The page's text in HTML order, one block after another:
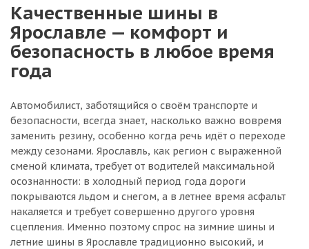
Качественные шины в
Ярославле — комфорт и
безопасность в любое время
года
Автомобилист, заботящийся о своём транспорте и
безопасности, всегда знает, насколько важно вовремя
заменить резину, особенно когда речь идёт о переходе
между сезонами. Ярославль, как регион с выраженной
сменой климата, требует от водителей максимальной
осознанности: в холодный период года дороги
покрываются льдом и снегом, а в летнее время асфальт
накаляется и требует совершенно другого уровня
сцепления. Именно поэтому спрос на зимние шины и
летние шины в Ярославле традиционно высокий, и